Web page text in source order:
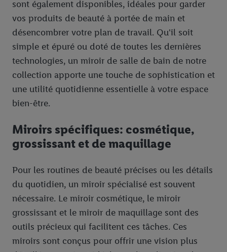
sont également disponibles, idéales pour garder
vos produits de beauté à portée de main et
désencombrer votre plan de travail. Qu'il soit
simple et épuré ou doté de toutes les dernières
technologies, un miroir de salle de bain de notre
collection apporte une touche de sophistication et
une utilité quotidienne essentielle à votre espace
bien-être.
Miroirs spécifiques: cosmétique,
grossissant et de maquillage
Pour les routines de beauté précises ou les détails
du quotidien, un miroir spécialisé est souvent
nécessaire. Le miroir cosmétique, le miroir
grossissant et le miroir de maquillage sont des
outils précieux qui facilitent ces tâches. Ces
miroirs sont conçus pour offrir une vision plus
c’est-à-dire des publicités pour des produits pour lesquels vous
avez montré de l’intérêt (par exemple en plaçant le produit dans
un panier d’un webshop mais sans procéder à l’achat) peuvent
également être affichées sur plusieurs apppareils et plusieurs
services de Lidl si plusieurs terminaux ou plusieurs services de
Lidl peuvent vous être attribués en utilisant votre adresse e-
mail hachée et, le cas échéant, d’autres identifiants/identifiants
dont dispose Criteo S.A.
Sous « Personnaliser », vous pouvez autoriser des finalités
traitement des données.
En cliquant sur « Refuser », vous pouvez autoriser uniquement
l’utilisation des technologies nécessaires. En cliquant sur «
finalités susmentionnées. Vous trouverez de plus amples
informations sur la durée de conservation des données et votre
droit de révoquer votre consentement à tout moment avec effet
pour l’avenir dans notredéclaration relative à la protection des
données.Vous trouverez les impressions ici.